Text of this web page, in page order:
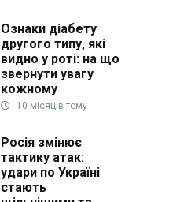
Ознаки діабету
другого типу, які
видно у роті: на що
звернути увагу
кожному
10 місяців тому
Росія змінює
тактику атак:
удари по Україні
стають